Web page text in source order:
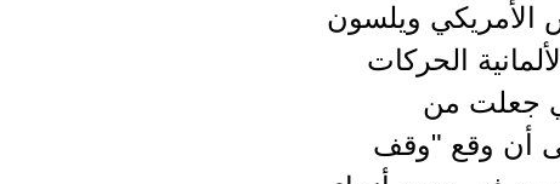
الأمريكي ويلسون
الحركات
جعلت من
توقيع الهدنة في 11 نوفمبر الى أن وقع "وقف